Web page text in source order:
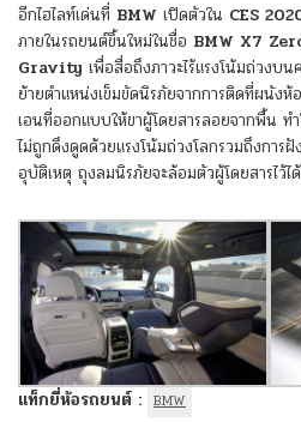
อีกไฮไลท์เด่นที่ BMW เปิดตัวใน CES
ภายในรถยนต์ขึ้นใหม่ในชื่อ BMW X7
Gravity เพื่อสื่อถึงภาวะไร้แรงโน้มถ่วงบ
ย้ายตำแหน่งเข็มขัดนิรภัยจากการติดที่ผนังห้
เอนที่ออกแบบให้ขาผู้โดยสารลอยจากพื้น ท
ไม่ถูกดึงดูดด้วยแรงโน้มถ่วงโลกรวมถึงการ
อุบัติเหตุ ถุงลมนิรภัยจะล้อมตัวผู้โดยสารไว้ไ
แท็กยี่ห้อรถยนต์ : BMW